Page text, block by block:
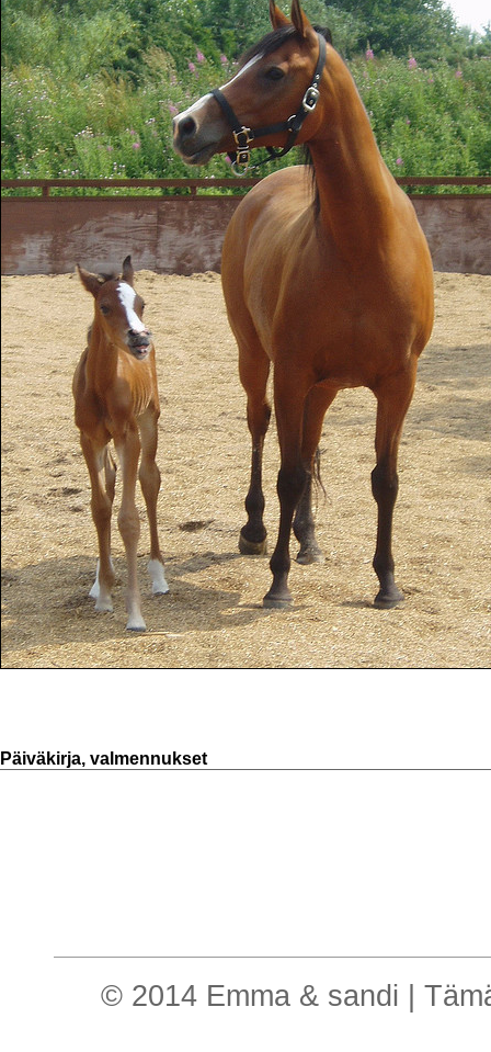
Päiväkirja, valmennukset
© 2014 Emma & sandi |